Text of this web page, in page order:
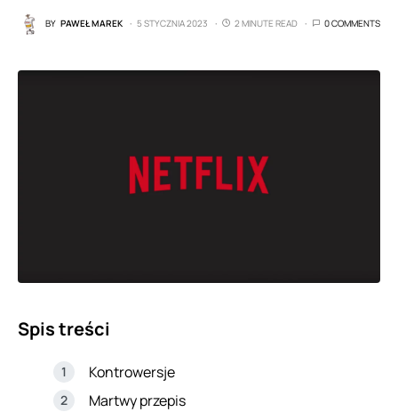
BY PAWEŁ MAREK 5 STYCZNIA 2023 2 MINUTE READ 0 COMMENTS
Spis treści
Kontrowersje
Martwy przepis